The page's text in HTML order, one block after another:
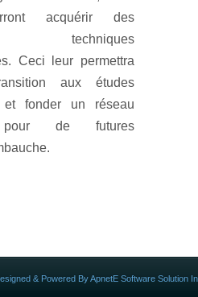
acquérir des
techniques
Ceci leur permettra
aux études
et fonder un réseau
pour de futures
& Powered By ApnetE Software Solution